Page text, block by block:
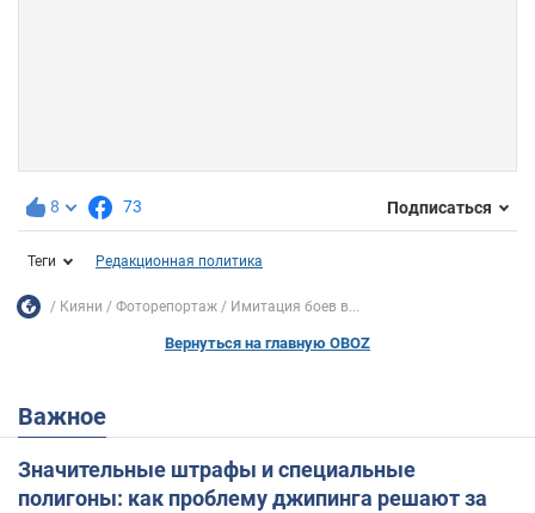
8 73 Подписаться
Теги Редакционная политика
Кияни Фоторепортаж Имитация боев в...
Вернуться на главную OBOZ
Важное
Значительные штрафы и специальные
полигоны: как проблему джипинга решают за